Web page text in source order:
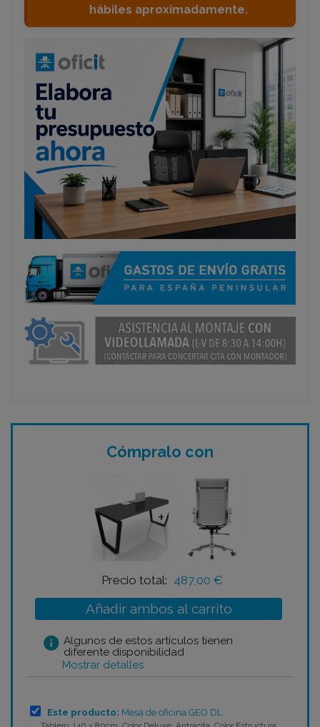
hábiles aproximadamente.
Cómpralo con
+
Precio total: 487,00 €
Añadir ambos al carrito
info Algunos de estos artículos tienen
diferente disponibilidad
Mostrar detalles
Este producto: Mesa de oficina GEO DL